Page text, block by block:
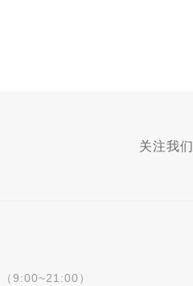
关注我们
（9:00~21:00）